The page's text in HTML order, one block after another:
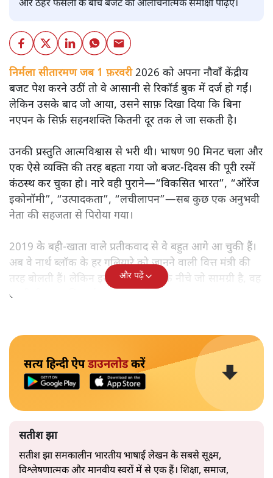
और ठहरे फैसलों के बीच बजट की आलोचनात्मक समीक्षा पढ़िए।
निर्मला सीतारमण जब 1 फ़रवरी2026 को अपना नौवाँ केंद्रीय
बजट पेश करने उठीं तो वे आसानी से रिकॉर्ड बुक में दर्ज हो गईं।
लेकिन उसके बाद जो आया, उसने साफ़ दिखा दिया कि बिना
नएपन के सिर्फ़ सहनशक्ति कितनी दूर तक ले जा सकती है।
उनकी प्रस्तुति आत्मविश्वास से भरी थी। भाषण 90 मिनट चला और
एक ऐसे व्यक्ति की तरह बहता गया जो बजट‑दिवस की पूरी रस्में
कंठस्थ कर चुका हो। नारे वही पुराने—“विकसित भारत”, “ऑरेंज
इकोनॉमी”, “उत्पादकता”, “लचीलापन”—सब कुछ एक अनुभवी
नेता की सहजता से पिरोया गया।
2019 के बही‑खाता वाले प्रतीकवाद से वे बहुत आगे आ चुकी हैं।
अब वे नार्थ ब्लॉक के हर गलियारे को जानने वाली वित्त मंत्री की
तरह बोलती हैं। लेकिन इस आत्मविश्वास के नीचे जो सामग्री है, वह
उतनी ही अनुमानित और दोहराव भरी।
और पढ़ें
सत्य हिन्दी ऐपडाउनलोडकरें
सतीश झा
सतीश झा समकालीन भारतीय भाषाई लेखन के सबसे सूक्ष्म,
विश्लेषणात्मक और मानवीय स्वरों में से एक हैं। शिक्षा, समाज,